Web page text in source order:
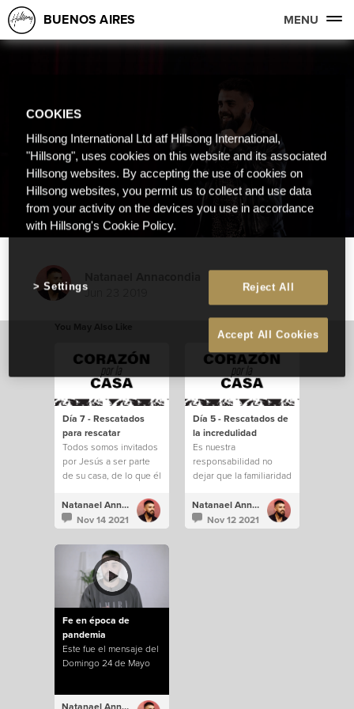
BUENOS AIRES MENU
Jun 23 2019
Día 7 - Rescatados
para rescatar
Todos somos invitados
por Jesús a ser parte
de su casa, de lo que él
Natanael Annacondia
Nov 14 2021
Día 5 - Rescatados de
la incredulidad
Es nuestra
responsabilidad no
dejar que la familiaridad
saquen de todo lo que
Dios tiene para
nosotros.
Natanael Annacondia
Nov 12 2021
Fe en época de
pandemia
Este fue el mensaje del
Domingo 24 de Mayo
COOKIES
Hillsong International Ltd atf Hillsong International,
"Hillsong", uses cookies on this website and its associated
Hillsong websites. By accepting the use of cookies on
Hillsong websites, you permit us to collect and use data
from your activity on the devices you use in accordance
with Hillsong's Cookie Policy.
Reject All
Accept All Cookies
Settings